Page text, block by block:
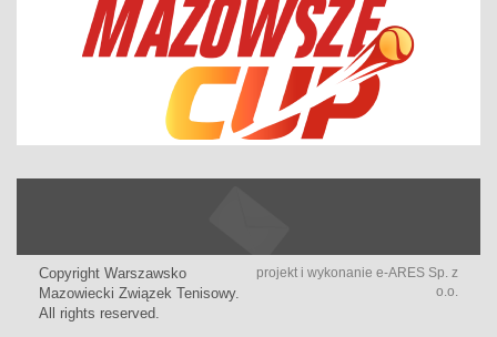
Copyright Warszawsko
Mazowiecki Związek Tenisowy.
All rights reserved.
projekt i wykonanie e-ARES Sp. z
o.o.